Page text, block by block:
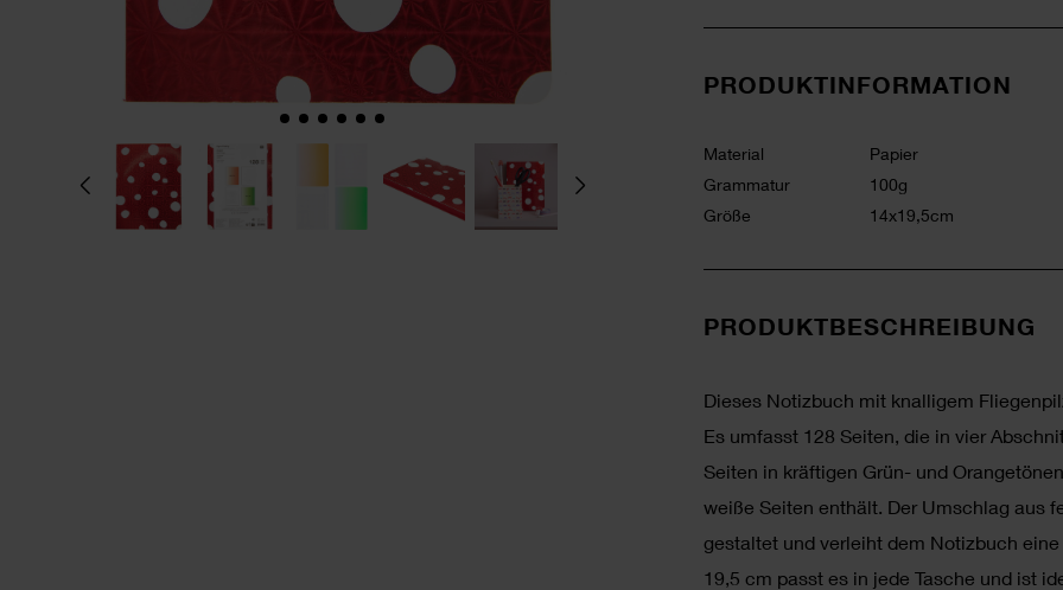
PRODUKTINFORMATION
Material
Papier
Grammatur
100g
Größe
14x19,5cm
PRODUKTBESCHREIBUNG
Dieses Notizbuch mit knalligem
Es umfasst 128 Seiten, die in vier
Seiten in kräftigen Grün- und
weiße Seiten enthält. Der Umschlag aus
gestaltet und verleiht dem Notizbuch
19,5 cm passt es in jede Tasche und ist